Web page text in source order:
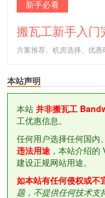
新手必看
搬瓦工新手入门
方案推荐、机房选择、优惠
本站声明
本站 并非搬瓦工
工优惠信息。
任何用户选择任何国内
违法用途 ，本站介绍的
建设正规网站用途。
如本站有任何侵权或不
题，不提供任何技术支